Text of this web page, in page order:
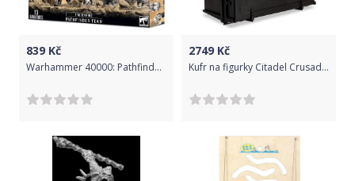
839 Kč
Warhammer 40000: Pathfinder Team
2749 Kč
Kufr na figurky Citadel Crusade Figure Case